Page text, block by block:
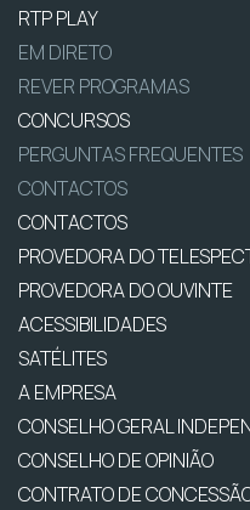
RTP PLAY
EM DIRETO
REVER PROGRAMAS
CONCURSOS
PERGUNTAS FREQUENTES
CONTACTOS
CONTACTOS
PROVEDORA DO
PROVEDORA DO OUVINTE
ACESSIBILIDADES
SATÉLITES
A EMPRESA
CONSELHO GERAL
CONSELHO DE OPINIÃO
CONTRATO DE